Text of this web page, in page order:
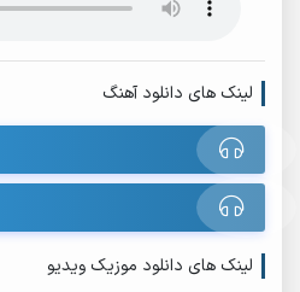
لینک های دانلود آهنگ
لینک های دانلود موزیک ویدیو